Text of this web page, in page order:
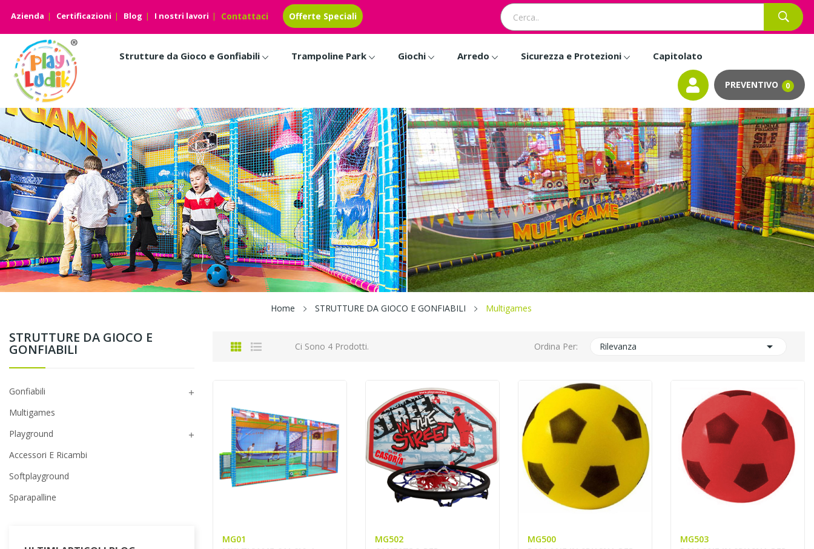
Contattaci Offerte Speciali
Azienda Certificazioni Blog I nostri lavori
Strutture da Gioco e Gonfiabili Trampoline Park Giochi Arredo Sicurezza e Protezioni Capitolato
0
Home STRUTTURE DA GIOCO E GONFIABILI Multigames
STRUTTURE DA GIOCO E
GONFIABILI
Gonfiabili 
Multigames
Playground

Accessori E Ricambi
Softplayground
Sparapalline
Ci Sono 4 Prodotti. Ordina Per: Rilevanza 
MG01
MG502
MG500
MG503